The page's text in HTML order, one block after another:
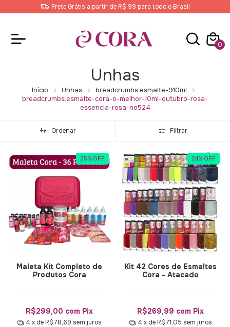
Frete Grátis a partir de R$ 99 para todo o Brasil
0
Unhas
Início Unhas
breadcrumbs.esmalte-910ml
breadcrumbs.esmalte-cora-o-melhor-10ml-outubro-rosa-
essencia-rosa-no524
Ordenar Filtrar
25% OFF
Maleta Kit Completo de
Produtos Cora
R$299,00 com Pix
4 x de R$78,69 sem juros
24% OFF
Kit 42 Cores de Esmaltes
Cora - Atacado
R$269,99 com Pix
4 x de R$71,05 sem juros